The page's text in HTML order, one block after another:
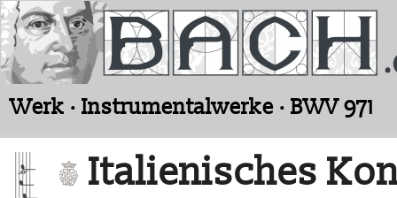
Werk · Instrumentalwerke · BWV 971
Italienisches